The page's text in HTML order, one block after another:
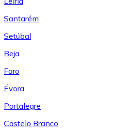
Santarém
Setúbal
Beja
Faro
Évora
Portalegre
Castelo Branco